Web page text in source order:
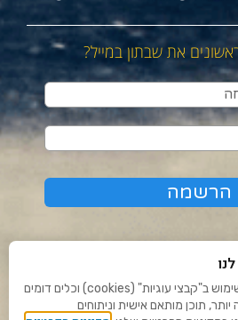
את שבתון במייל?
ומדיניות פרטיות
לידיעתכם, באתר זה נעשה שימוש ב"קבצי עוגיות" (cookies) וכלים דומים
תוכן מותאם אישית וניתוחים